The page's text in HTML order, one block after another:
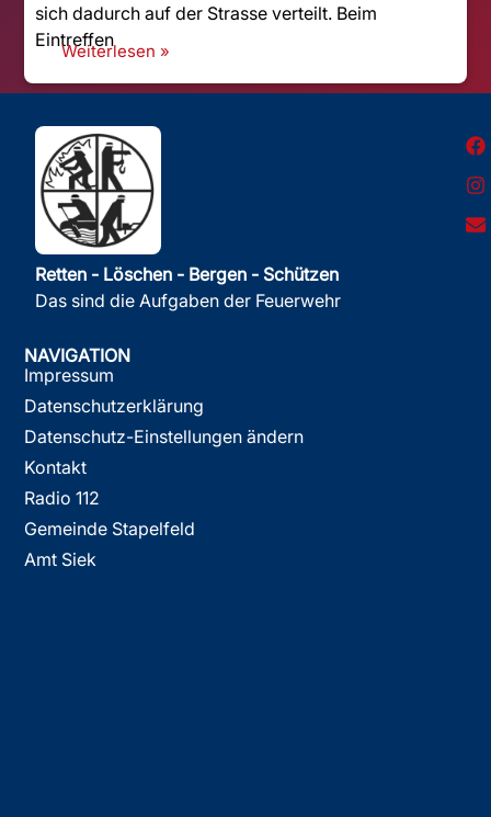
sich dadurch auf der Strasse verteilt. Beim
Eintreffen
Weiterlesen »
Retten - Löschen - Bergen - Schützen
Das sind die Aufgaben der Feuerwehr
NAVIGATION
Impressum
Datenschutzerklärung
Datenschutz-Einstellungen ändern
Kontakt
Radio 112
Gemeinde Stapelfeld
Amt Siek